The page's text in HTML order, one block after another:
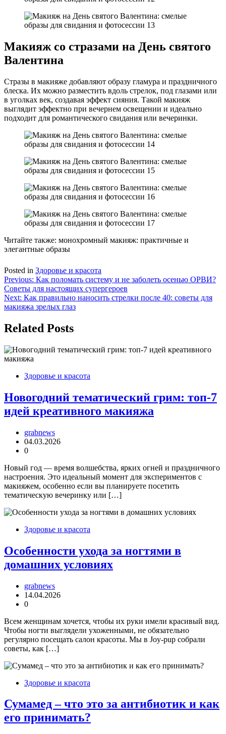
Макияж со стразами на День святого
Валентина
Стразы в макияже добавляют образу гламура и праздничного
блеска. Их можно разместить вдоль стрелок, под глазами или
в уголках век, создавая эффект сияния. Такой макияж
выглядит эффектно при вечернем освещении и идеально
подходит для романтического свидания или вечеринки.
Читайте также: монохромный макияж: практичные и
элегантные образы
Posted in Здоровье и красота
Навигация
по
записям
Previous: Как поломать систему и не заболеть осенью ОРВИ?
Советы для настоящих супергероев
Next: Как правильно наносить стрелки после 40: советы для
макияжа зрелых глаз
Related Posts
Здоровье и красота
Новогодний тематический грим: топ-7
идей креативного макияжа
grabnews
04.03.2026
0
Новый год — время волшебства, ярких огней и праздничного
настроения. Это идеальный момент для экспериментов с
макияжем, особенно если вы планируете посетить
тематическую вечеринку или […]
Здоровье и красота
Особенности ухода за ногтями в
домашних условиях
grabnews
14.04.2026
0
Всем женщинам хочется, чтобы их руки имели красивый вид.
Чтобы ногти выглядели ухоженными, не обязательно
регулярно посещать салон красоты. Мы в Joy-pup собрали
советы, как […]
Здоровье и красота
Сумамед – что это за антибиотик и как
его принимать?